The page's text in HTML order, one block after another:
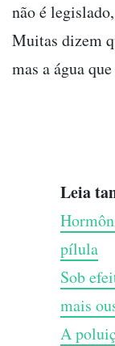
não é
Muitas dizem
mas a água
Leia
pílula
Sob
mais
A